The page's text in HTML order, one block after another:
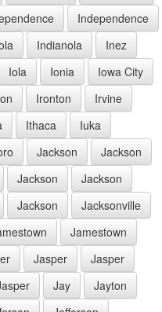
Independence
Indianola
Inez
Iola Ionia
Iowa City
Ironton
Irvine
Ithaca
Iuka
Jackson
Jackson
Jackson
Jackson
Jackson
Jacksonville
Jamestown
Jasper
Jasper
Jay
Jayton